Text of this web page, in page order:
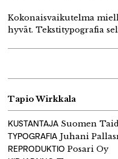
Kokonaisvaikutelma
hyvät. Tekstitypografia
Tapio Wirkkala
KUSTANTAJA Suomen
TYPOGRAFIA Juhani
REPRODUKTIO Posari Oy